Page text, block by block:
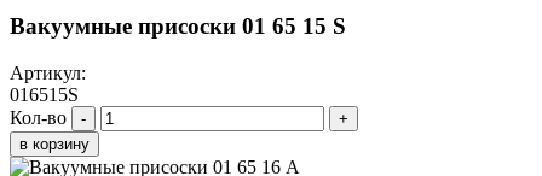
Вакуумные присоски 01 65 15 S
Артикул:
016515S
Кол-во
-
+
в корзину